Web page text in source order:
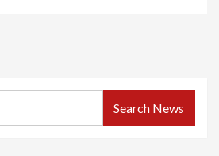
Search News